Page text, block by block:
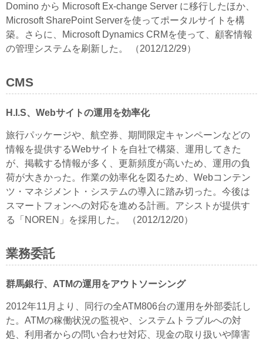
Domino から Microsoft Ex-change Server に移行したほか、
Microsoft SharePoint Serverを使ってポータルサイトを構
築。さらに、Microsoft Dynamics CRMを使って、顧客情報
の管理システムを刷新した。 （2012/12/29）
CMS
H.I.S、Webサイトの運用を効率化
旅行パッケージや、航空券、期間限定キャンペーンなどの
情報を提供するWebサイトを自社で構築、運用してきた
が、掲載する情報が多く、更新頻度が高いため、運用の負
荷が大きかった。作業の効率化を図るため、Webコンテン
ツ・マネジメント・システムの導入に踏み切った。今後は
スマートフォンへの対応を進める計画。アシストが提供す
る「NOREN」を採用した。 （2012/12/20）
業務委託
群馬銀行、ATMの運用をアウトソーシング
2012年11月より、同行の全ATM806台の運用を外部委託し
た。ATMの稼働状況の監視や、システムトラブルへの対
処、利用者からの問い合わせ対応、現金の取り扱いや障害